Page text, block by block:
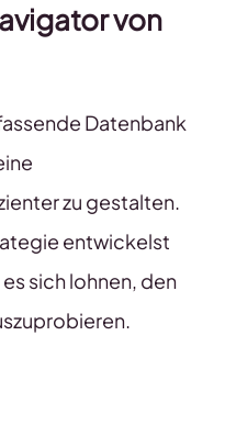
von
Datenbank
zu gestalten.
entwickelst
sich lohnen, den